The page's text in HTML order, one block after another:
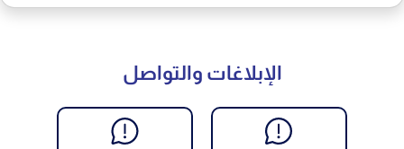
الإبلاغات والتواصل